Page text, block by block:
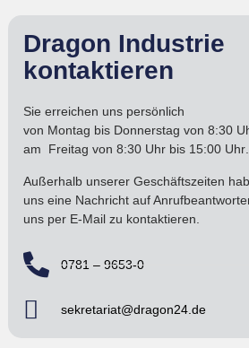
Dragon Industrie
kontaktieren
Sie erreichen uns persönlich
von Montag bis Donnerstagvon 8:30
am Freitag von 8:30 Uhr bis 15:00 Uhr.
Außerhalb unserer Geschäftszeiten
uns eine Nachricht auf
uns per E-Mail zu kontaktieren.
0781 – 9653-0
sekretariat@dragon24.de